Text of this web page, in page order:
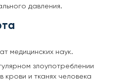
давления.
медицинских наук.
злоупотреблении
крови и тканях человека